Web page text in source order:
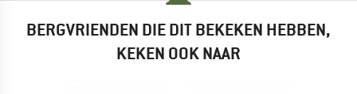
BERGVRIENDEN DIE DIT BEKEKEN HEBBEN,
KEKEN OOK NAAR